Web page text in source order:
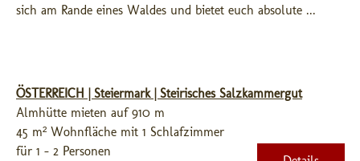
sich am Rande eines Waldes und bietet euch absolute ...
ÖSTERREICH | Steiermark | Steirisches Salzkammergut
Almhütte mieten auf 910 m
45 m² Wohnfläche mit 1 Schlafzimmer
für 1 - 2 Personen